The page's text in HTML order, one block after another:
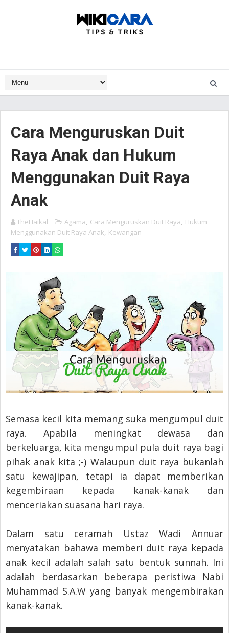
Cara Menguruskan Duit
Raya Anak dan Hukum
Menggunakan Duit Raya
Anak
TheHaikal Agama, Cara Menguruskan Duit Raya, Hukum
Menggunakan Duit Raya Anak, Kewangan
Semasa kecil kita memang suka mengumpul duit
raya. Apabila meningkat dewasa dan
berkeluarga, kita mengumpul pula duit raya bagi
pihak anak kita ;-) Walaupun duit raya bukanlah
satu kewajipan, tetapi ia dapat memberikan
kegembiraan kepada kanak-kanak dan
menceriakan suasana hari raya.
Dalam satu ceramah Ustaz Wadi Annuar
menyatakan bahawa memberi duit raya kepada
anak kecil adalah salah satu bentuk sunnah. Ini
adalah berdasarkan beberapa peristiwa Nabi
Muhammad S.A.W yang banyak mengembirakan
kanak-kanak.